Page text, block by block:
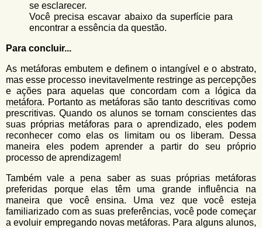
se esclarecer.
Você precisa escavar abaixo da superfície para
encontrar a essência da questão.
Para concluir...
As metáforas embutem e definem o intangível e o abstrato,
mas esse processo inevitavelmente restringe as percepções
e ações para aquelas que concordam com a lógica da
metáfora. Portanto as metáforas são tanto descritivas como
prescritivas. Quando os alunos se tornam conscientes das
suas próprias metáforas para o aprendizado, eles podem
reconhecer como elas os limitam ou os liberam. Dessa
maneira eles podem aprender a partir do seu próprio
processo de aprendizagem!
Também vale a pena saber as suas próprias metáforas
preferidas porque elas têm uma grande influência na
maneira que você ensina. Uma vez que você esteja
familiarizado com as suas preferências, você pode começar
a evoluir empregando novas metáforas. Para alguns alunos,